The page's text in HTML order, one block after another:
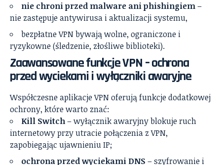
nie chroni przed malware ani phishingiem–
nie zastępuje antywirusa i aktualizacji systemu,
bezpłatne VPN bywają wolne, ograniczone i
ryzykowne (śledzenie, złośliwe biblioteki).
Zaawansowane funkcje VPN – ochrona
przed wyciekami i wyłączniki awaryjne
Współczesne aplikacje VPN oferują funkcje dodatkowej
ochrony, które warto znać:
Kill Switch– wyłącznik awaryjny blokuje ruch
internetowy przy utracie połączenia z VPN,
zapobiegając ujawnieniu IP;
ochrona przed wyciekami DNS – szyfrowanie i